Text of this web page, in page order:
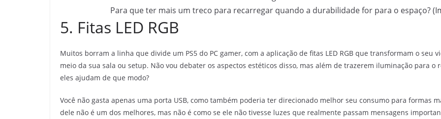
Para que ter mais um treco para recarregar quando a durabilidade for para o espaço?
5. Fitas LED RGB
Muitos borram a linha que divide um PS5 do PC gamer, com a aplicação de fitas LED RGB que transformam o seu
meio da sua sala ou setup. Não vou debater os aspectos estéticos disso, mas além de trazerem iluminação para
eles ajudam de que modo?
Você não gasta apenas uma porta USB, como também poderia ter direcionado melhor seu consumo para formas
dele não é um dos melhores, mas não é como se ele não tivesse luzes que realmente passam mensagens